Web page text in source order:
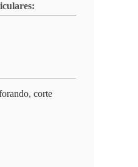
corte